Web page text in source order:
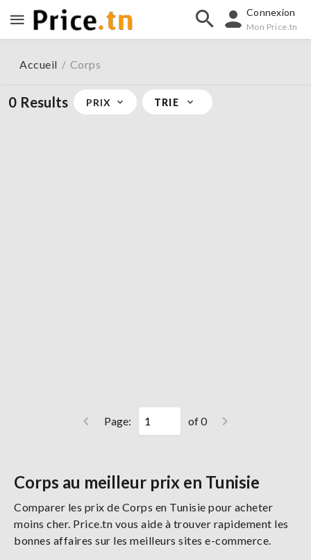
Connexion
Mon Price.tn
Accueil / Corps
0 Results PRIX TRIE
Page: of 0
Corps au meilleur prix en Tunisie
Comparer les prix de Corps en Tunisie pour acheter
moins cher. Price.tn vous aide à trouver rapidement les
bonnes affaires sur les meilleurs sites e-commerce.